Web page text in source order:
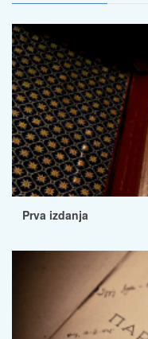
Prva izdanja